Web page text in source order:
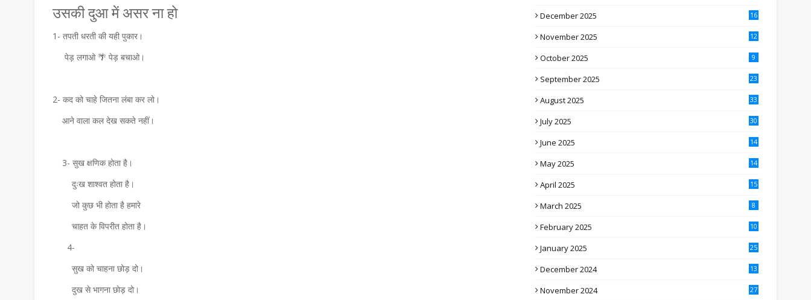
उसकी दुआ में असर ना हो
1- तपती धरती की यही पुकार।
पेड़ लगाओ 🌴 पेड़ बचाओ।
2- कद को चाहे जितना लंबा कर लो।
आने वाला कल देख सकते नहीं।
3- सुख क्षणिक होता है।
दुःख शाश्वत होता है।
जो कुछ भी होता है हमारे
चाहत के विपरीत होता है।
4-
सुख को चाहना छोड़ दो।
दुख से भागना छोड़ दो।
December 2025 16
November 2025 12
October 2025 9
September 2025 23
August 2025 33
July 2025 30
June 2025 14
May 2025 14
April 2025 15
March 2025 8
February 2025 10
January 2025 25
December 2024 13
November 2024 27